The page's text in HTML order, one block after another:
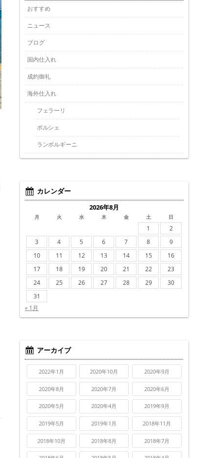
おすすめ
ニュース
ブログ
国内仕入れ
成約御礼
海外仕入れ
フェラーリ
ポルシェ
ランボルギーニ
カレンダー
2026年8月
月 火 水 木 金 土 日
1
2
3
4 5 6 7 8
9
10
11 12 13 14 15
16
17
18 19 20 21 22
23
24
25 26 27 28 29
30
31
« 1月
アーカイブ
2022年1月 2020年10月 2020年9月
2020年8月 2020年7月 2020年6月
2020年5月 2020年4月 2019年9月
2019年5月 2019年1月 2018年11月
2018年10月 2018年8月 2018年7月